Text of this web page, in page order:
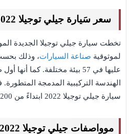
سعر سَيارة جيلي توجيلا 2022
تخطت سيارة جيلي توجيلا الجديدة
لموثوقية صناعة السيارات، وذلك بحسب
عليها في 57 بيئة مختلفة. كما
الهندسة التركيبية المدمجة
سيارة جيلي توجيلا 2022 ابتداءً من 113،200 ريال سعودي.
موواصفات جيلي توجيلا 2022 الجديدة